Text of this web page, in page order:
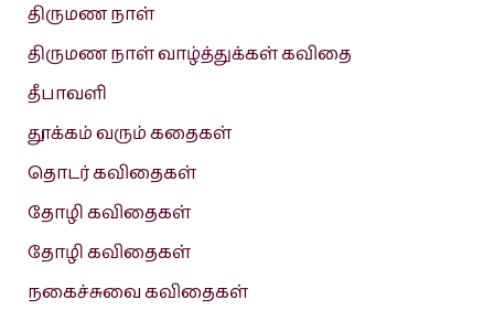
திருமண நாள்
திருமண நாள் வாழ்த்துக்கள் கவிதை
தீபாவளி
தூக்கம் வரும் கதைகள்
தொடர் கவிதைகள்
தோழி கவிதைகள்
தோழி கவிதைகள்
நகைச்சுவை கவிதைகள்